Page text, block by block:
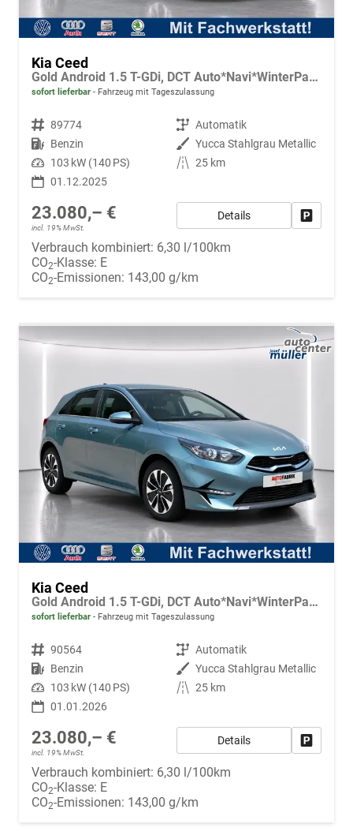
Kia Ceed
Gold Android 1.5 T-GDi, DCT Auto*Navi*WinterPak*Klimaauto*16"*Kamera*PrivacyGlas*
sofort lieferbar Fahrzeug mit Tageszulassung
Fahrzeugnr. 89774 Getriebe Automatik
Kraftstoff Benzin Außenfarbe Yucca Stahlgrau Metallic
Leistung 103 kW (140 PS) Kilometerstand 25 km
01.12.2025
23.080,– €
incl. 19% MwSt.
Details
Verbrauch kombiniert: 6,30 l/100km
CO2-Klasse: E
CO2-Emissionen: 143,00 g/km
Kia Ceed
Gold Android 1.5 T-GDi, DCT Auto*Navi*WinterPak*Klimaauto*16"*Kamera*PrivacyGlas*
sofort lieferbar Fahrzeug mit Tageszulassung
Fahrzeugnr. 90564 Getriebe Automatik
Kraftstoff Benzin Außenfarbe Yucca Stahlgrau Metallic
Leistung 103 kW (140 PS) Kilometerstand 25 km
01.01.2026
23.080,– €
incl. 19% MwSt.
Details
Verbrauch kombiniert: 6,30 l/100km
CO2-Klasse: E
CO2-Emissionen: 143,00 g/km